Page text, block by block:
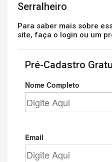
Serralheiro
Para saber mais sobre
site, faça o login ou um
Pré-Cadastro
Nome Completo
Email